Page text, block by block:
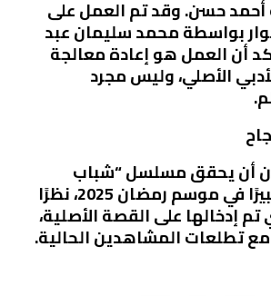
أحمد حسن. وقد تم العمل على
بواسطة محمد سليمان عبد
أن العمل هو إعادة معالجة
الأصلي، وليس مجرد
أن يحقق مسلسل “شباب
امرأة” نجاحًا كبيرًا في موسم رمضان 2025، نظرًا
تم إدخالها على القصة الأصلية،
تطلعات المشاهدين الحالية.